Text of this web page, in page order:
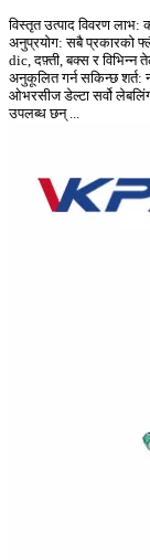
विस्तृत उत्पाद विवरण
अनुप्रयोग: सबै प्रकारको
dic, दफ़्ती, बक्स र
अनुकूलित गर्न सकिन्छ शर्त:
ओभरसीज डेल्टा सर्वो
उपलब्ध छन् ...